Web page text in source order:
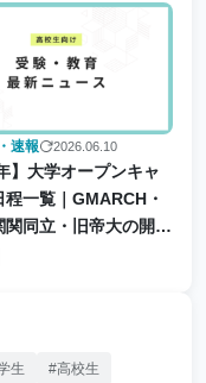
速報 2026.06.10
】大学オープンキャ
程一覧｜GMARCH・
関同立・旧帝大の開催
報
生
高校生